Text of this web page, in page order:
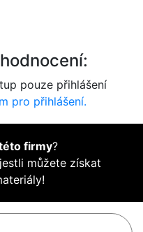
pouze přihlášení
pro přihlášení.
firmy?
můžete získat